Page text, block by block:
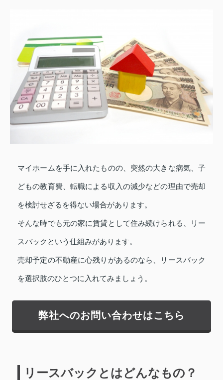
マイホームを手に入れたものの、突然の大きな病気、子
どもの教育費、転職による収入の減少などの理由で売却
を検討せざるを得ない場合があります。
そんな時でも元の家に賃貸として住み続けられる、リー
スバックという仕組みがあります。
売却予定の不動産に心残りがあるのなら、リースバック
を選択肢のひとつに入れてみましょう。
弊社へのお問い合わせはこちら
リースバックとはどんなもの？